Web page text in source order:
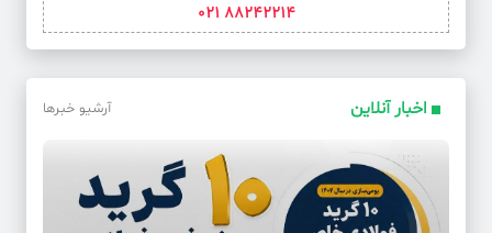
88242214 021
اخبار آنلاین آرشیو خبرها